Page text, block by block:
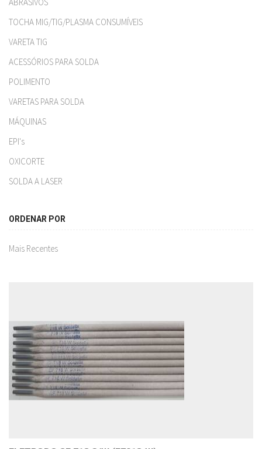
TOCHA MIG/TIG/PLASMA CONSUMÍVEIS
VARETA TIG
ACESSÓRIOS PARA SOLDA
POLIMENTO
VARETAS PARA SOLDA
MÁQUINAS
EPI's
OXICORTE
SOLDA A LASER
ORDENAR POR
Mais Recentes